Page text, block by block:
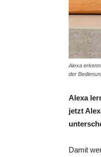
Alexa
der
Alexa
jetzt
Damit